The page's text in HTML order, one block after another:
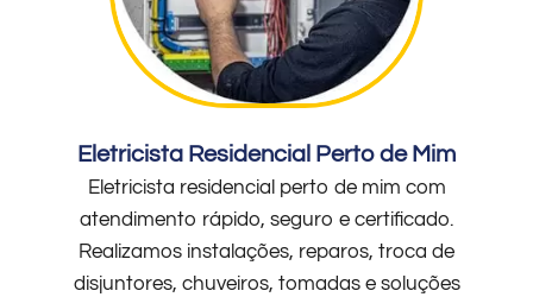
Eletricista Residencial Perto de Mim
Eletricista residencial perto de mim com
atendimento rápido, seguro e certificado.
Realizamos instalações, reparos, troca de
disjuntores, chuveiros, tomadas e soluções